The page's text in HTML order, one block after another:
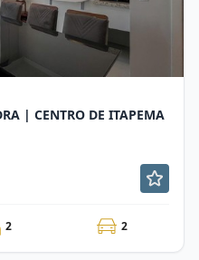
| CENTRO DE ITAPEMA
2 2